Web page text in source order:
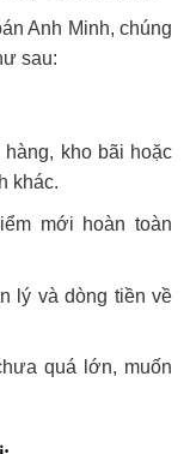
Anh Minh, chúng
sau:
kho bãi hoặc
khác.
mới hoàn toàn
lý và dòng tiền về
quá lớn, muốn